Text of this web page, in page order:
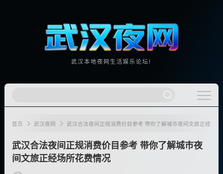
武汉本地夜网生活娱乐论坛!
首页 武汉夜网 武汉合法夜间正规消费价目参考 带你了解城巿夜间文旅正经场所
武汉合法夜间正规消费价目参考 带你了解城巿夜
间文旅正经场所花费情况